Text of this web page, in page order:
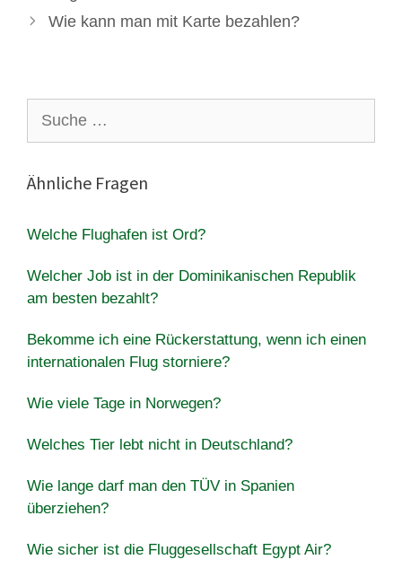
Wie kann man mit Karte bezahlen?
nach:
Ähnliche Fragen
Welche Flughafen ist Ord?
Welcher Job ist in der Dominikanischen Republik
am besten bezahlt?
Bekomme ich eine Rückerstattung, wenn ich einen
internationalen Flug storniere?
Wie viele Tage in Norwegen?
Welches Tier lebt nicht in Deutschland?
Wie lange darf man den TÜV in Spanien
überziehen?
Wie sicher ist die Fluggesellschaft Egypt Air?